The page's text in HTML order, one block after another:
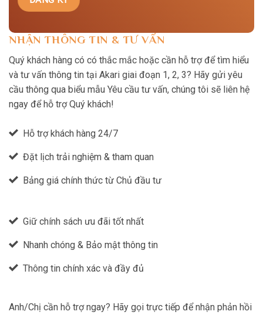
NHẬN THÔNG TIN & TƯ VẤN
Quý khách hàng có có thắc mắc hoặc cần hỗ trợ để tìm hiểu
và tư vấn thông tin tại Akari giai đoạn 1, 2, 3? Hãy gửi yêu
cầu thông qua biểu mẫu Yêu cầu tư vấn, chúng tôi sẽ liên hệ
ngay để hỗ trợ Quý khách!
Hỗ trợ khách hàng 24/7
Đặt lịch trải nghiệm & tham quan
Bảng giá chính thức từ Chủ đầu tư
Giữ chính sách ưu đãi tốt nhất
Nhanh chóng & Bảo mật thông tin
Thông tin chính xác và đầy đủ
Anh/Chị cần hỗ trợ ngay? Hãy gọi trực tiếp để nhận phản hồi